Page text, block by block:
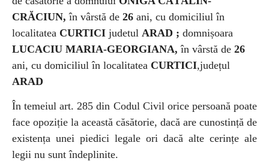
CRĂCIUN,în vârstă de 26 ani, cu domiciliul în
localitatea CURTICI judetul ARAD ; domnișoara
LUCACIU MARIA-GEORGIANA, în vârstă de 26
ani, cu domiciliul în localitatea CURTICI,județul
ARAD
În temeiul art. 285 din Codul Civil orice persoană poate
face opoziție la această căsătorie, dacă are cunostință de
existența unei piedici legale ori dacă alte cerințe ale
legii nu sunt îndeplinite.